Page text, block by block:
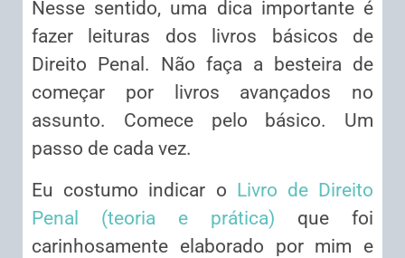
Nesse sentido, uma dica importante é
fazer leituras dos livros básicos de
Direito Penal. Não faça a besteira de
começar por livros avançados no
assunto. Comece pelo básico. Um
passo de cada vez.
Eu costumo indicar o Livro de Direito
Penal (teoria e prática) que foi
carinhosamente elaborado por mim e